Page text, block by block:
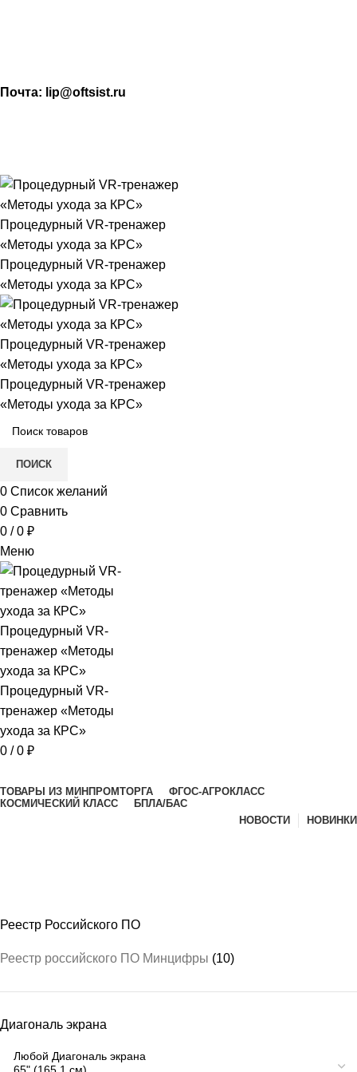
Почта: lip@oftsist.ru
ПОИСК
0 Список желаний
0 Сравнить
0 / 0 ₽
Меню
0 / 0 ₽
ТОВАРЫ ИЗ МИНПРОМТОРГА
ФГОС-АГРОКЛАСС
КОСМИЧЕСКИЙ КЛАСС
БПЛА/БАС
НОВОСТИ
НОВИНКИ
Реестр Российского ПО
Реестр российского ПО Минцифры (10)
Диагональ экрана